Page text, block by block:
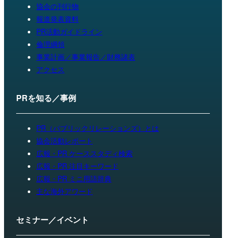
協会の刊行物
報道発表資料
PR活動ガイドライン
倫理綱領
事業計画／事業報告／財務諸表
アクセス
PRを知る／事例
PR（パブリックリレーションズ）とは
協会活動レポート
広報・PR ケーススタディ検索
広報・PR 注目キーワード
広報・PR ミニ用語辞典
主な海外アワード
セミナー／イベント